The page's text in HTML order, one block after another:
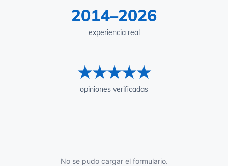
2014–2026
experiencia real
★★★★★
opiniones verificadas
No se pudo cargar el formulario.